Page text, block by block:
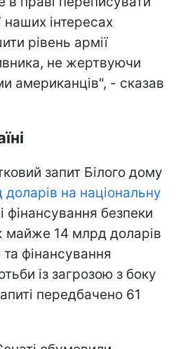
інтересах
рівень армії
не жертвуючи
американців", - сказав
запит Білого дому
на національну
фінансування безпеки
майже 14 млрд доларів
фінансування
із загрозою з боку
передбачено 61